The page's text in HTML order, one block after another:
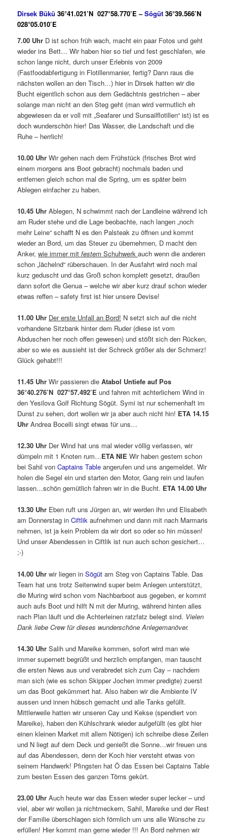
Dirsek Bükü 36°41.021’N 027°58.770’E –Sögüt 36°39.566’N
028°05.010’E
7.00 Uhr D ist schon früh wach, macht ein paar Fotos und geht
wieder ins Bett… Wir haben hier so tief und fest geschlafen, wie
schon lange nicht, durch unser Erlebnis von 2009
(Fastfoodabfertigung in Flotillenmanier, fertig? Dann raus die
nächsten wollen an den Tisch…) hier in Dirsek hatten wir die
Bucht eigentlich schon aus dem Gedächtnis gestrichen – aber
solange man nicht an den Steg geht (man wird vermutlich eh
abgewiesen da er voll mit „Seafarer und Sunsailflotillen“ ist) ist es
doch wunderschön hier! Das Wasser, die Landschaft und die
Ruhe – herrlich!
10.00 UhrWir gehen nach dem Frühstück (frisches Brot wird
einem morgens ans Boot gebracht) nochmals baden und
entfernen gleich schon mal die Spring, um es später beim
Ablegen einfacher zu haben.
10.45 UhrAblegen, N schwimmt nach der Landleine während ich
am Ruder stehe und die Lage beobachte, nach langen „noch
mehr Leine“ schafft N es den Palsteak zu öffnen und kommt
wieder an Bord, um das Steuer zu übernehmen, D macht den
Anker,wie immer mitfestem Schuhwerkauch wenn die anderen
schon „lächelnd“ rüberschauen. In der Ausfahrt wird noch mal
kurz geduscht und das Groß schon komplett gesetzt, draußen
dann sofort die Genua – welche wir aber kurz drauf schon wieder
etwas reffen – safety first ist hier unsere Devise!
11.00 Uhr Der erste Unfall an Bord! N setzt sich auf die nicht
vorhandene Sitzbank hinter dem Ruder (diese ist vom
Abduschen her noch offen gewesen) und stößt sich den Rücken,
aber so wie es aussieht ist der Schreck größer als der Schmerz!
Glück gehabt!!!
11.45 UhrWir passieren dieAtabol Untiefe auf Pos
36°40.276’N 027°57.492’E und fahren mit achterlichem Wind in
den Yesilova Golf Richtung Sögüt. Symi ist nur schemenhaft im
Dunst zu sehen, dort wollen wir ja aber auch nicht hin! ETA 14.15
UhrAndrea Bocelli singt etwas für uns…
12.30 Uhr Der Wind hat uns mal wieder völlig verlassen, wir
dümpeln mit 1 Knoten rum…ETA NIEWir haben gestern schon
bei Sahil vonCaptains Table angerufen und uns angemeldet. Wir
holen die Segel ein und starten den Motor, Gang rein und laufen
lassen…schön gemütlich fahren wir in die Bucht. ETA 14.00 Uhr
13.30 Uhr Eben ruft uns Jürgen an, wir werden ihn und Elisabeth
am Donnerstag inCiftlikaufnehmen und dann mit nach Marmaris
nehmen, ist ja kein Problem da wir dort so oder so hin müssen!
Und unser Abendessen in Ciftlik ist nun auch schon gesichert…
;-)
14.00 Uhr wir liegen in Sögüt am Steg von Captains Table. Das
Team hat uns trotz Seitenwind super beim Anlegen unterstützt,
die Muring wird schon vom Nachbarboot aus gegeben, er kommt
auch aufs Boot und hilft N mit der Muring, während hinten alles
nach Plan läuft und die Achterleinen ratzfatz belegt sind. Vielen
Dank liebe Crew für dieses wunderschöne Anlegemanöver.
14.30 UhrSalih und Mareike kommen, sofort wird man wie
immer supernett begrüßt und herzlich empfangen, man tauscht
die ersten News aus und verabredet sich zum Cay – nachdem
man sich (wie es schon Skipper Jochen immer predigte) zuerst
um das Boot gekümmert hat. Also haben wir die Ambiente IV
aussen und innen hübsch gemacht und alle Tanks gefüllt.
Mittlerweile hatten wir unseren Cay und Kekse (spendiert von
Mareike), haben den Kühlschrank wieder aufgefüllt (es gibt hier
einen kleinen Market mit allem Nötigen) ich schreibe diese Zeilen
und N liegt auf dem Deck und genießt die Sonne…wir freuen uns
auf das Abendessen, denn der Koch hier versteht etwas von
seinem Handwerk! Pfingsten hat Ö das Essen bei Captains Table
zum besten Essen des ganzen Törns gekürt.
23.00 Uhr Auch heute war das Essen wieder super lecker – und
viel, aber wir wollen ja nichtmeckern, Sahil, Mareike und der Rest
der Familie überschlagen sich förmlich um uns alle Wünsche zu
erfüllen! Hier kommt man gerne wieder !!! An Bord nehmen wir